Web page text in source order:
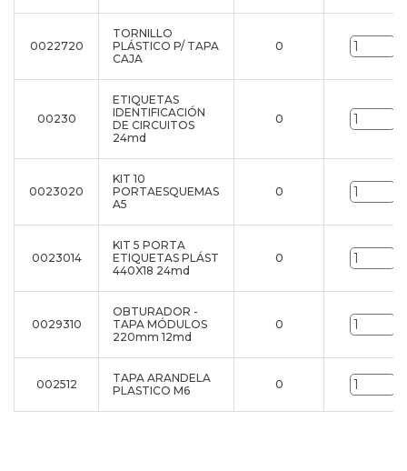
0022720
TORNILLO
PLÁSTICO P/ TAPA
CAJA
0
00230
ETIQUETAS
IDENTIFICACIÓN
DE CIRCUITOS
24md
0
0023020
KIT 10
PORTAESQUEMAS
A5
0
0023014
KIT 5 PORTA
ETIQUETAS PLÁST
440X18 24md
0
0029310
OBTURADOR -
TAPA MÓDULOS
220mm 12md
0
002512
TAPA ARANDELA
PLASTICO M6
0